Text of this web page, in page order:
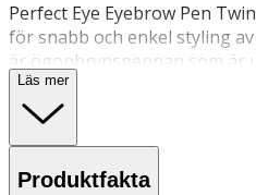
Perfect Eye Eyebrow Pen
för snabb och enkel styling
är ögonbrynspennan som är
spetsar och som ger en
naturligt vackra linjer. Måla
addera till det befintliga
färger och ger en
Läs mer
Produktfakta